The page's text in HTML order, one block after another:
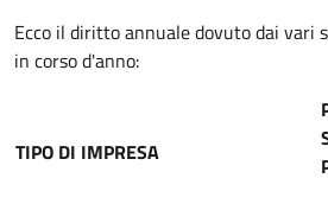
Ecco il diritto annuale dovuto dai vari
in corso d'anno:
TIPO DI IMPRESA